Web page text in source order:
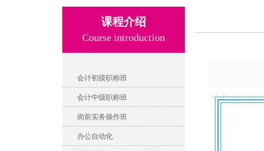
课程介绍
Course introduction
会计初级职称班
会计中级职称班
岗前实务操作班
办公自动化